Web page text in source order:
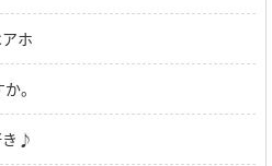
ホ
。
き♪